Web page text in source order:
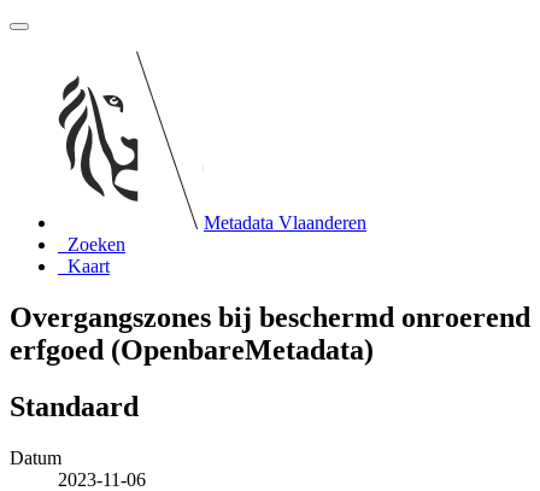
Metadata Vlaanderen
Zoeken
Kaart
Overgangszones bij beschermd onroerend
erfgoed (OpenbareMetadata)
Standaard
Datum
2023-11-06